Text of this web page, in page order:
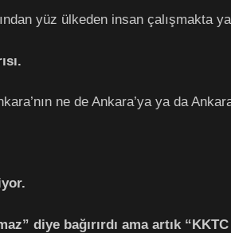
yüz ülkeden insan çalışmakta
ne de Ankara’ya ya da
diye bağırırdı ama artık